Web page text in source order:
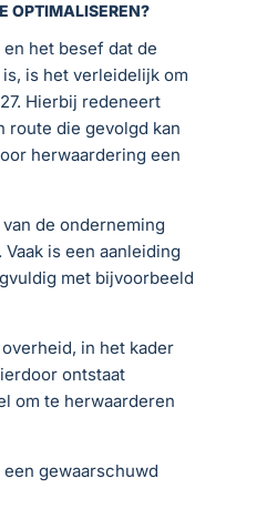
OPTIMALISEREN?
het besef dat de
is het verleidelijk om
Hierbij redeneert
route die gevolgd kan
herwaardering een
de onderneming
is een aanleiding
met bijvoorbeeld
in het kader
ontstaat
om te herwaarderen
gewaarschuwd